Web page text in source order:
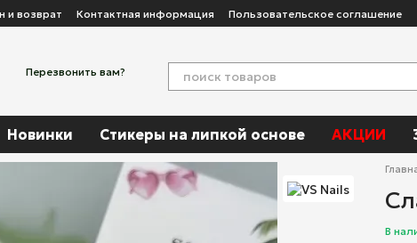
и возврат Контактная информация Пользовательское соглашение
Перезвонить вам?
Новинки Стикеры на липкой основе АКЦИИ
В